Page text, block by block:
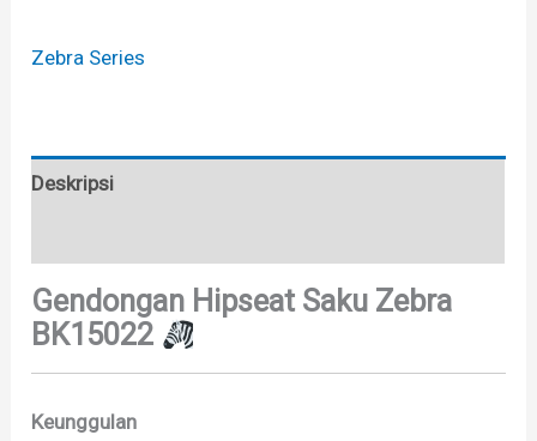
Zebra Series
Deskripsi
Gendongan Hipseat Saku Zebra
BK15022
Keunggulan